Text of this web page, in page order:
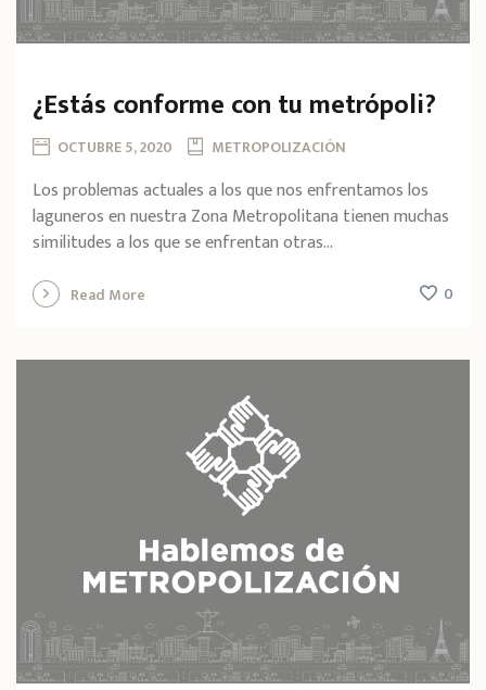
¿Estás conforme con tu metrópoli?
OCTUBRE 5, 2020 METROPOLIZACIÓN
Los problemas actuales a los que nos enfrentamos los
laguneros en nuestra Zona Metropolitana tienen muchas
similitudes a los que se enfrentan otras...
Read More 0